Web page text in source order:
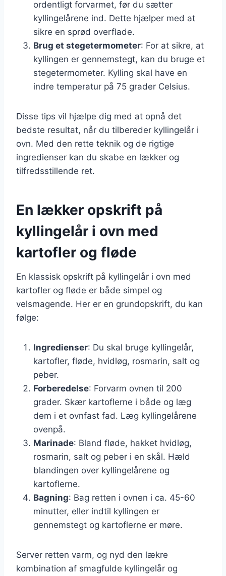
ordentligt forvarmet, før du sætter
kyllingelårene ind. Dette hjælper med at
sikre en sprød overflade.
Brug et stegetermometer: For at sikre, at
kyllingen er gennemstegt, kan du bruge et
stegetermometer. Kylling skal have en
indre temperatur på 75 grader Celsius.
Disse tips vil hjælpe dig med at opnå det
bedste resultat, når du tilbereder kyllingelår i
ovn. Med den rette teknik og de rigtige
ingredienser kan du skabe en lækker og
tilfredsstillende ret.
En lækker opskrift på
kyllingelår i ovn med
kartofler og fløde
En klassisk opskrift på kyllingelår i ovn med
kartofler og fløde er både simpel og
velsmagende. Her er en grundopskrift, du kan
følge:
Ingredienser: Du skal bruge kyllingelår,
kartofler, fløde, hvidløg, rosmarin, salt og
peber.
Forberedelse: Forvarm ovnen til 200
grader. Skær kartoflerne i både og læg
dem i et ovnfast fad. Læg kyllingelårene
ovenpå.
Marinade: Bland fløde, hakket hvidløg,
rosmarin, salt og peber i en skål. Hæld
blandingen over kyllingelårene og
kartoflerne.
Bagning: Bag retten i ovnen i ca. 45-60
minutter, eller indtil kyllingen er
gennemstegt og kartoflerne er møre.
Server retten varm, og nyd den lækre
kombination af smagfulde kyllingelår og